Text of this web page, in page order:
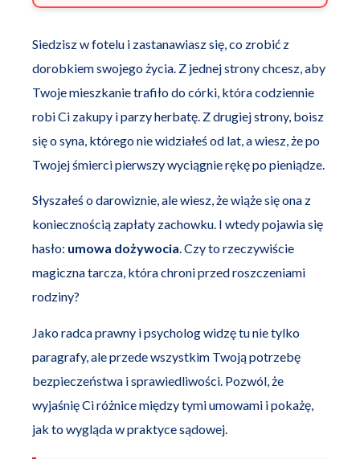
Siedzisz w fotelu i zastanawiasz się, co zrobić z
dorobkiem swojego życia. Z jednej strony chcesz, aby
Twoje mieszkanie trafiło do córki, która codziennie
robi Ci zakupy i parzy herbatę. Z drugiej strony, boisz
się o syna, którego nie widziałeś od lat, a wiesz, że po
Twojej śmierci pierwszy wyciągnie rękę po pieniądze.
Słyszałeś o darowiznie, ale wiesz, że wiąże się ona z
koniecznością zapłaty zachowku. I wtedy pojawia się
hasło: umowa dożywocia. Czy to rzeczywiście
magiczna tarcza, która chroni przed roszczeniami
rodziny?
Jako radca prawny i psycholog widzę tu nie tylko
paragrafy, ale przede wszystkim Twoją potrzebę
bezpieczeństwa i sprawiedliwości. Pozwól, że
wyjaśnię Ci różnice między tymi umowami i pokażę,
jak to wygląda w praktyce sądowej.